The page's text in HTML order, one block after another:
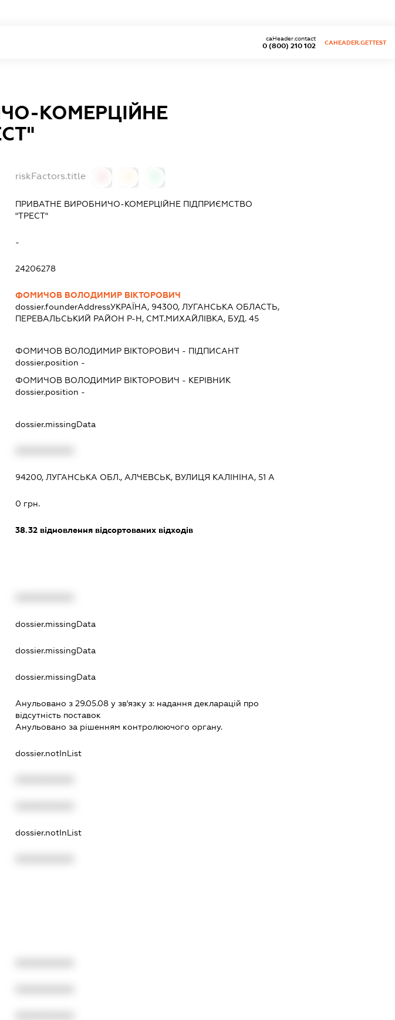
0 (800) 210 102
caHeader.contact
CAHEADER.GETTEST
КОМЕРЦІЙНЕ
riskFactors.title
ПРИВАТНЕ ВИРОБНИЧО-КОМЕРЦІЙНЕ ПІДПРИЄМСТВО
"ТРЕСТ"
-
24206278
ФОМИЧОВ ВОЛОДИМИР ВІКТОРОВИЧ
dossier.founderAddressУКРАЇНА, 94300, ЛУГАНСЬКА ОБЛАСТЬ,
ПЕРЕВАЛЬСЬКИЙ РАЙОН Р-Н, СМТ.МИХАЙЛІВКА, БУД. 45
ФОМИЧОВ ВОЛОДИМИР ВІКТОРОВИЧ - ПІДПИСАНТ
dossier.position -
ФОМИЧОВ ВОЛОДИМИР ВІКТОРОВИЧ - КЕРІВНИК
dossier.position -
dossier.missingData
94200, ЛУГАНСЬКА ОБЛ., АЛЧЕВСЬК, ВУЛИЦЯ КАЛІНІНА, 51 А
0 грн.
38.32 відновлення відсортованих відходів
dossier.missingData
dossier.missingData
dossier.missingData
Анульовано з 29.05.08 у зв'язку з: надання декларацiй про
вiдсутнiсть поставок
Анульовано за рiшенням контролюючого органу.
dossier.notInList
dossier.notInList